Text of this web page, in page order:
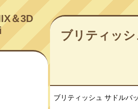
＆3D
ブリティッ
ブリティッシュ サドルバ